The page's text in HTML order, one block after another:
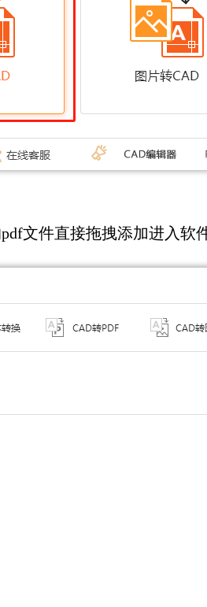
文件直接拖拽添加进入软